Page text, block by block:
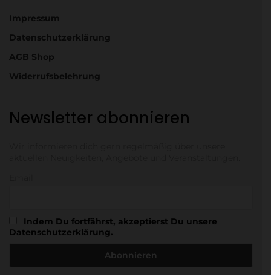
Impressum
Datenschutzerklärung
AGB Shop
Widerrufsbelehrung
Newsletter abonnieren
Indem Du fortfährst, akzeptierst Du unsere
Datenschutzerklärung.